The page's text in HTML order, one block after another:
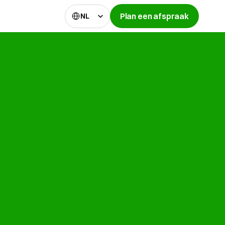
Select Language
NL Plan een afspraak